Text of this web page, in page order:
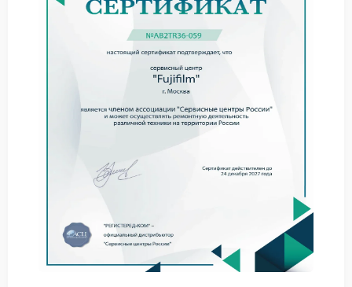
К характерным признакам относятся:
шаткость внутри тубуса;
изменение плавности хода кольца;
снижение точности наведения на резкость;
риск дальнейшего смещения линзового блока.
Почему проблему не стоит
игнорировать
Даже небольшой люфт способен усилить износ
механики и повлиять на работу автофокуса. В
сервисе Fujifilm такие случаи рассматриваются как
последующей сборки с фиксацией элементов по
заводским допускам.
Как проходит работа